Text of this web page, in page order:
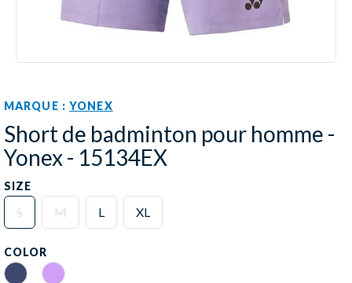
MARQUE :YONEX
Short de badminton pour homme -
Yonex - 15134EX
SIZE
S M L XL
COLOR
Sapphire Navy
Mist Purple